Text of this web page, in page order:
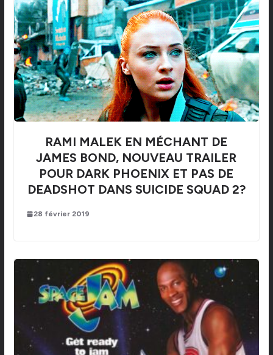
RAMI MALEK EN MÉCHANT DE
JAMES BOND, NOUVEAU TRAILER
POUR DARK PHOENIX ET PAS DE
DEADSHOT DANS SUICIDE SQUAD 2?
28 février 2019